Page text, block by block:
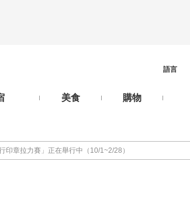
美食 購物
語言
印章拉力賽」正在舉行中（10/1~2/28）